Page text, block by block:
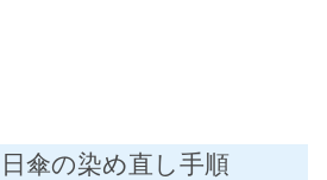
傘の染め直し手順